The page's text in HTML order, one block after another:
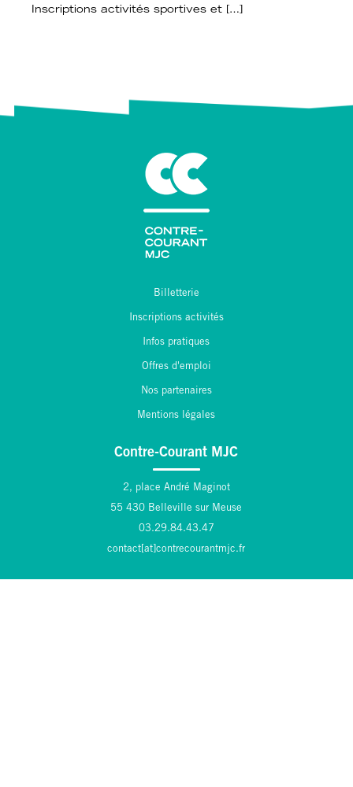
Inscriptions activités sportives et […]
Contre-Courant MJC
2, place André Maginot
55 430 Belleville sur Meuse
03.29.84.43.47
contact[at]contrecourantmjc.fr
Billetterie
Inscriptions activités
Infos pratiques
Offres d'emploi
Nos partenaires
Mentions légales